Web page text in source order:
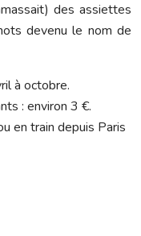
des assiettes
devenu le nom de
à octobre.
: environ 3 €.
en train depuis Paris